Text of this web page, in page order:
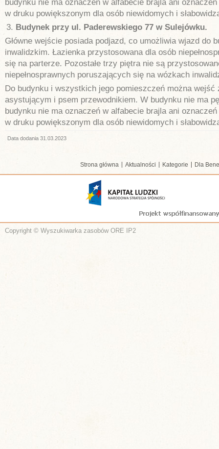
budynku nie ma oznaczeń w alfabecie brajla ani
w druku powiększonym dla osób niewidomych i
Budynek przy ul. Paderewskiego 77 w Sulejówku.
Główne wejście posiada podjazd, co umożliwia wjazd do
inwalidzkim. Łazienka przystosowana dla osób
się na parterze. Pozostałe trzy piętra nie są
niepełnosprawnych poruszających się na wózkach
Do budynku i wszystkich jego pomieszczeń można wejść
asystującym i psem przewodnikiem. W budynku nie ma
budynku nie ma oznaczeń w alfabecie brajla ani
w druku powiększonym dla osób niewidomych i
Data dodania 31.03.2023
Strona główna Aktualności Kategorie Dla
Copyright © Wyszukiwarka zasobów ORE IP2